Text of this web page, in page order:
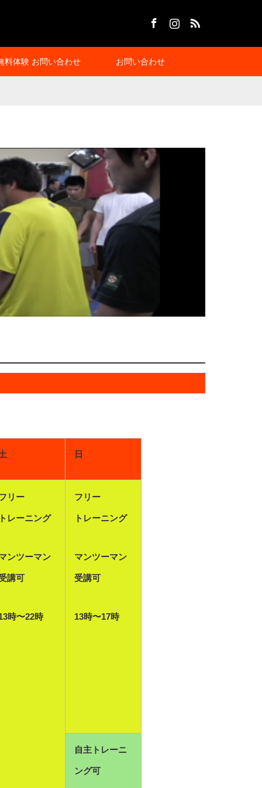
料体験 お問い合わせ お問い合わせ
日
リー
トレーニング
ンツーマン
講可
時〜22時
フリー
トレーニング
マンツーマン
受講可
13時〜17時
自主トレーニ
ング可